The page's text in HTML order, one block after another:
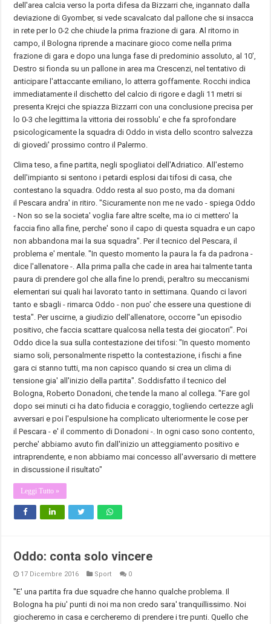
dell'area calcia verso la porta difesa da Bizzarri che, ingannato dalla
deviazione di Gyomber, si vede scavalcato dal pallone che si insacca
in rete per lo 0-2 che chiude la prima frazione di gara. Al ritorno in
campo, il Bologna riprende a macinare gioco come nella prima
frazione di gara e dopo una lunga fase di predominio assoluto, al 10',
Destro si fionda su un pallone in area ma Crescenzi, nel tentativo di
anticipare l'attaccante emiliano, lo atterra goffamente. Rocchi indica
immediatamente il dischetto del calcio di rigore e dagli 11 metri si
presenta Krejci che spiazza Bizzarri con una conclusione precisa per
lo 0-3 che legittima la vittoria dei rossoblu' e che fa sprofondare
psicologicamente la squadra di Oddo in vista dello scontro salvezza
di giovedi' prossimo contro il Palermo.
Clima teso, a fine partita, negli spogliatoi dell'Adriatico. All'esterno
dell'impianto si sentono i petardi esplosi dai tifosi di casa, che
contestano la squadra. Oddo resta al suo posto, ma da domani
ilPescara andra' in ritiro. "Sicuramente non me ne vado - spiega Oddo
- Non so se la societa' voglia fare altre scelte, ma io ci mettero' la
faccia fino alla fine, perche' sono il capo di questa squadra e un capo
non abbandona mai la sua squadra". Per il tecnico delPescara , il
problema e' mentale. "In questo momento la paura la fa da padrona -
dice l'allenatore -. Alla prima palla che cade in area hai talmente tanta
paura di prendere gol che alla fine lo prendi, peraltro su meccanismi
elementari sui quali hai lavorato tanto in settimana. Quando ci lavori
tanto e sbagli - rimarca Oddo - non puo' che essere una questione di
testa". Per uscirne, a giudizio dell'allenatore, occorre "un episodio
positivo, che faccia scattare qualcosa nella testa dei giocatori". Poi
Oddo dice la sua sulla contestazione dei tifosi: "In questo momento
siamo soli, personalmente rispetto la contestazione, i fischi a fine
gara ci stanno tutti, ma non capisco quando si crea un clima di
tensione gia' all'inizio della partita". Soddisfatto il tecnico del
Bologna, Roberto Donadoni, che tende la mano al collega. "Fare gol
dopo sei minuti ci ha dato fiducia e coraggio, togliendo certezze agli
avversari e poi l'espulsione ha complicato ulteriormente le cose per
ilPescara - e' il commento di Donadoni -. In ogni caso sono contento,
perche' abbiamo avuto fin dall'inizio un atteggiamento positivo e
intraprendente, e non abbiamo mai concesso all'avversario di mettere
in discussione il risultato"
Leggi Tutto »
Oddo: conta solo vincere
17 Dicembre 2016 Sport 0
"E' una partita fra due squadre che hanno qualche problema. Il
Bologna ha piu' punti di noi ma non credo sara' tranquillissimo. Noi
giocheremo in casa e cercheremo di prendere i tre punti. Quello che